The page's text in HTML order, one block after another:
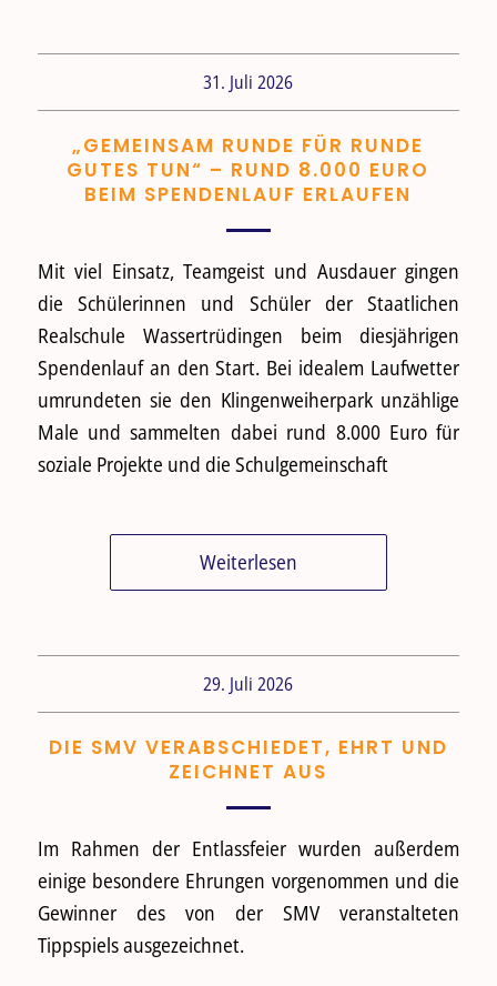
31. Juli 2026
„GEMEINSAM RUNDE FÜR RUNDE
GUTES TUN“ – RUND 8.000 EURO
BEIM SPENDENLAUF ERLAUFEN
Mit viel Einsatz, Teamgeist und Ausdauer gingen
die Schülerinnen und Schüler der Staatlichen
Realschule Wassertrüdingen beim diesjährigen
Spendenlauf an den Start. Bei idealem Laufwetter
umrundeten sie den Klingenweiherpark unzählige
Male und sammelten dabei rund 8.000 Euro für
soziale Projekte und die Schulgemeinschaft
Weiterlesen
29. Juli 2026
DIE SMV VERABSCHIEDET, EHRT UND
ZEICHNET AUS
Im Rahmen der Entlassfeier wurden außerdem
einige besondere Ehrungen vorgenommen und die
Gewinner des von der SMV veranstalteten
Tippspiels ausgezeichnet.